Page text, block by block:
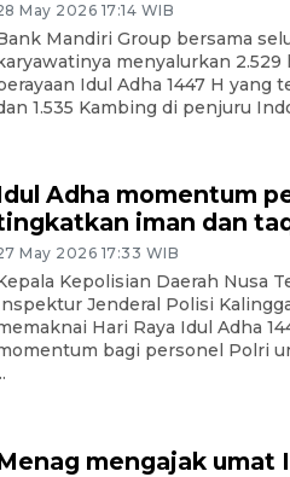
May 2026 17:14 WIB
Mandiri Group bersama
menyalurkan 2.529
Idul Adha 1447 H yang
1.535 Kambing di penjuru
Adha momentum
iman dan
May 2026 17:33 WIB
Kepolisian Daerah Nusa
Jenderal Polisi
Hari Raya Idul Adha
bagi personel Polri
mengajak umat